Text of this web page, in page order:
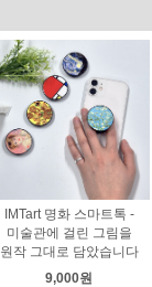
IMTart 명화 스마트톡 -
미술관에 걸린 그림을
원작 그대로 담았습니다
9,000원